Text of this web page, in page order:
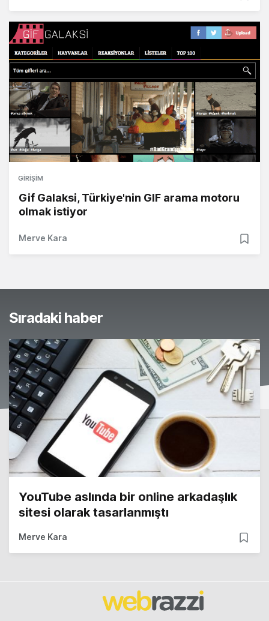
GIRIŞIM
Gif Galaksi, Türkiye'nin GIF arama motoru
olmak istiyor
Merve Kara
Sıradaki haber
YouTube aslında bir online arkadaşlık
sitesi olarak tasarlanmıştı
Merve Kara